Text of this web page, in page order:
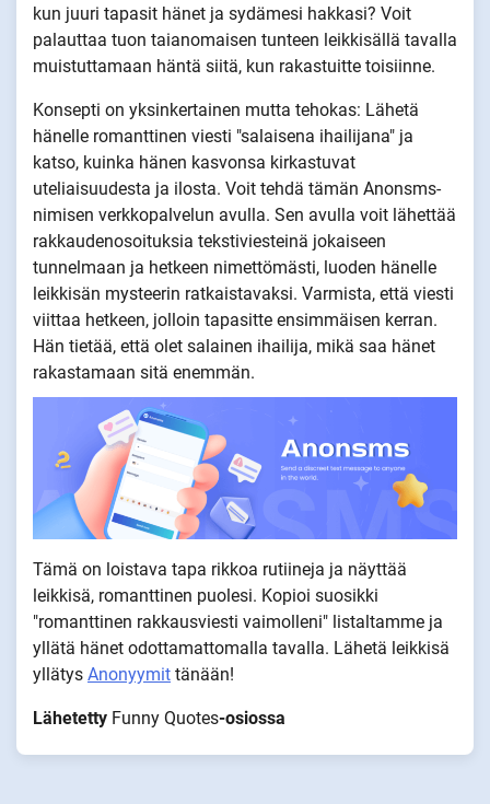
kun juuri tapasit hänet ja sydämesi hakkasi? Voit
palauttaa tuon taianomaisen tunteen leikkisällä tavalla
muistuttamaan häntä siitä, kun rakastuitte toisiinne.
Konsepti on yksinkertainen mutta tehokas: Lähetä
hänelle romanttinen viesti "salaisena ihailijana" ja
katso, kuinka hänen kasvonsa kirkastuvat
uteliaisuudesta ja ilosta. Voit tehdä tämän Anonsms-
nimisen verkkopalvelun avulla. Sen avulla voit lähettää
rakkaudenosoituksia tekstiviesteinä jokaiseen
tunnelmaan ja hetkeen nimettömästi, luoden hänelle
leikkisän mysteerin ratkaistavaksi. Varmista, että viesti
viittaa hetkeen, jolloin tapasitte ensimmäisen kerran.
Hän tietää, että olet salainen ihailija, mikä saa hänet
rakastamaan sitä enemmän.
Tämä on loistava tapa rikkoa rutiineja ja näyttää
leikkisä, romanttinen puolesi. Kopioi suosikki
"romanttinen rakkausviesti vaimolleni" listaltamme ja
yllätä hänet odottamattomalla tavalla. Lähetä leikkisä
yllätys Anonyymit tänään!
Lähetetty Funny Quotes-osiossa